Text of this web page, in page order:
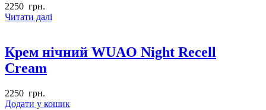
2250 грн.
Читати далі
Крем нічний WUAO Night Recell
Cream
2250 грн.
Додати у кошик